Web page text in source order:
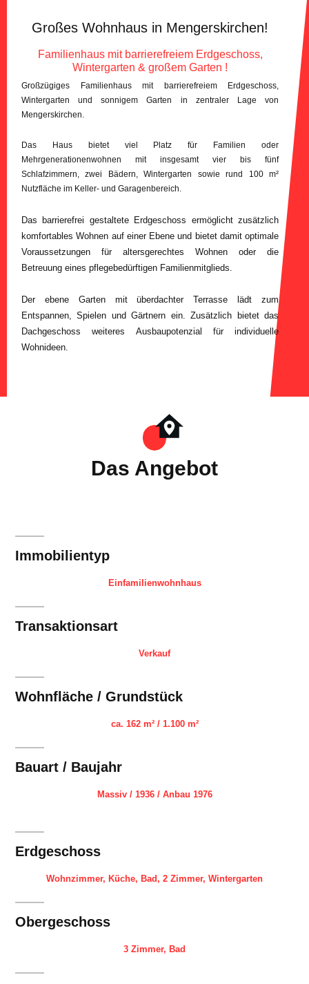
Großes Wohnhaus in Mengerskirchen!
Familienhaus mit barrierefreiem Erdgeschoss,
Wintergarten & großem Garten !
Großzügiges Familienhaus mit barrierefreiem Erdgeschoss,
Wintergarten und sonnigem Garten in zentraler Lage von
Mengerskirchen.
Das Haus bietet viel Platz für Familien oder
Mehrgenerationenwohnen mit insgesamt vier bis fünf
Schlafzimmern, zwei Bädern, Wintergarten sowie rund 100 m²
Nutzfläche im Keller- und Garagenbereich.
Das barrierefrei gestaltete Erdgeschoss ermöglicht zusätzlich
komfortables Wohnen auf einer Ebene und bietet damit optimale
Voraussetzungen für altersgerechtes Wohnen oder die
Betreuung eines pflegebedürftigen Familienmitglieds.
Der ebene Garten mit überdachter Terrasse lädt zum
Entspannen, Spielen und Gärtnern ein. Zusätzlich bietet das
Dachgeschoss weiteres Ausbaupotenzial für individuelle
Wohnideen.
Das Angebot
Immobilientyp
Einfamilienwohnhaus
Transaktionsart
Verkauf
Wohnfläche / Grundstück
ca. 162 m² / 1.100 m²
Bauart / Baujahr
Massiv / 1936 / Anbau 1976
Erdgeschoss
Wohnzimmer, Küche, Bad, 2 Zimmer, Wintergarten
Obergeschoss
3 Zimmer, Bad